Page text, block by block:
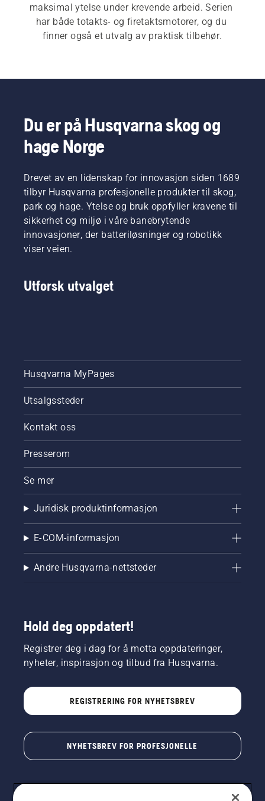
maksimal ytelse under krevende arbeid. Serien
har både totakts- og firetaktsmotorer, og du
finner også et utvalg av praktisk tilbehør.
Du er på Husqvarna skog og
hage Norge
Drevet av en lidenskap for innovasjon siden 1689
tilbyr Husqvarna profesjonelle produkter til skog,
park og hage. Ytelse og bruk oppfyller kravene til
sikkerhet og miljø i våre banebrytende
innovasjoner, der batteriløsninger og robotikk
viser veien.
Utforsk utvalget
Husqvarna MyPages
Utsalgssteder
Kontakt oss
Presserom
Se mer
Juridisk produktinformasjon
E-COM-informasjon
Andre Husqvarna-nettsteder
Hold deg oppdatert!
Registrer deg i dag for å motta oppdateringer,
nyheter, inspirasjon og tilbud fra Husqvarna.
REGISTRERING FOR NYHETSBREV
NYHETSBREV FOR PROFESJONELLE